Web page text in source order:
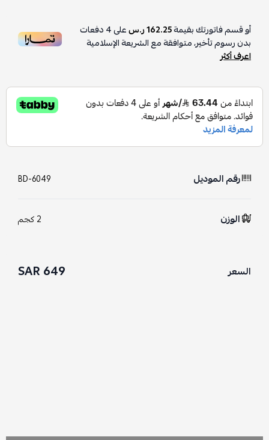
أو قسم فاتورتك بقيمة162.25 ر.س على4دفعات
بدون رسوم تأخير، متوافقة مع الشريعة الإسلامية
اعرف أكثر
رقم الموديل BD-6049
الوزن 2 كجم
السعر 649 SAR